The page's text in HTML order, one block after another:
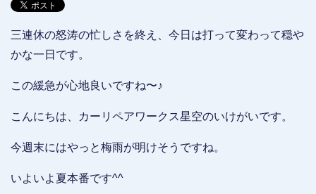
三連休の怒涛の忙しさを終え、今日は打って変わって穏や
かな一日です。
この緩急が心地良いですね〜♪
こんにちは、カーリペアワークス星空のいけがいです。
今週末にはやっと梅雨が明けそうですね。
いよいよ夏本番です^^